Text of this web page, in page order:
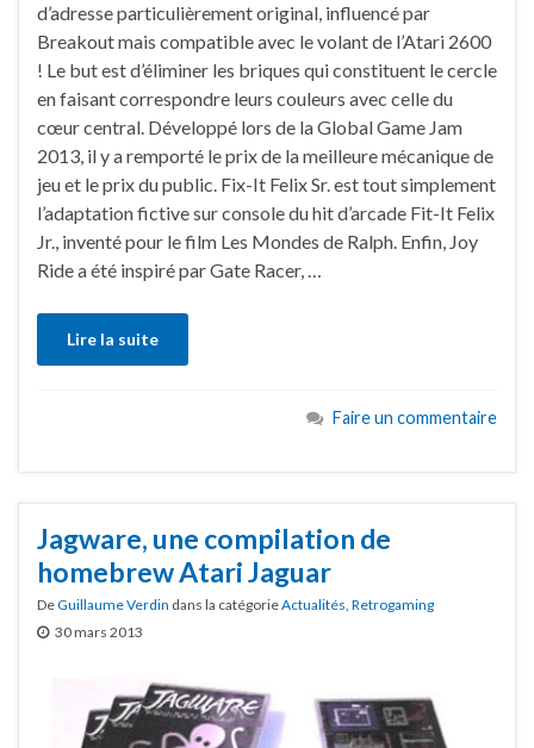
d’adresse particulièrement original, influencé par
Breakout mais compatible avec le volant de l’Atari 2600
! Le but est d’éliminer les briques qui constituent le cercle
en faisant correspondre leurs couleurs avec celle du
cœur central. Développé lors de la Global Game Jam
2013, il y a remporté le prix de la meilleure mécanique de
jeu et le prix du public. Fix-It Felix Sr. est tout simplement
l’adaptation fictive sur console du hit d’arcade Fit-It Felix
Jr., inventé pour le film Les Mondes de Ralph. Enfin, Joy
Ride a été inspiré par Gate Racer, …
Lire la suite
Faire un commentaire
Jagware, une compilation de
homebrew Atari Jaguar
DeGuillaume Verdin dans la catégorieActualités Retrogaming
30 mars 2013